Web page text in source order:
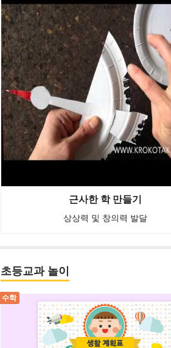
근사한 학 만들기
상상력 및 창의력 발달
초등교과 놀이
수학